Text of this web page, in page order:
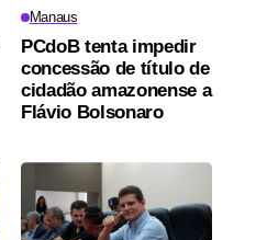
Manaus
PCdoB tenta impedir
concessão de título de
cidadão amazonense a
Flávio Bolsonaro